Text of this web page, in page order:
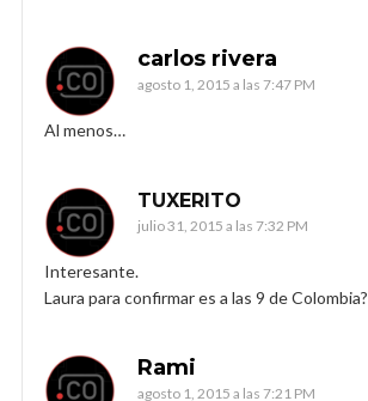
carlos rivera
agosto 1, 2015 a las 7:47 PM
Al menos…
TUXERITO
julio 31, 2015 a las 7:32 PM
Interesante.
Laura para confirmar es a las 9 de Colombia?
Rami
agosto 1, 2015 a las 7:21 PM